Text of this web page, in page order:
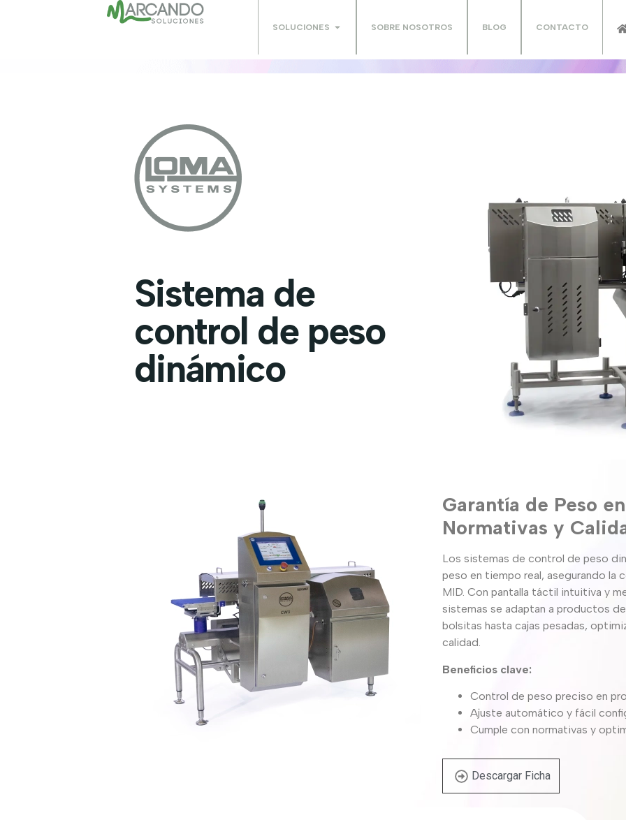
SOLUCIONES SOBRE NOSOTROS BLOG CONTACTO
Sistema de
control de peso
dinámico
Garantía de Peso
Normativas y
Los sistemas de control de peso
peso en tiempo real, asegurando la
MID. Con pantalla táctil intuitiva y
sistemas se adaptan a productos
bolsitas hasta cajas pesadas,
calidad.
Beneficios clave:
Control de peso preciso en
Ajuste automático y fácil
Cumple con normativas y
Descargar Ficha